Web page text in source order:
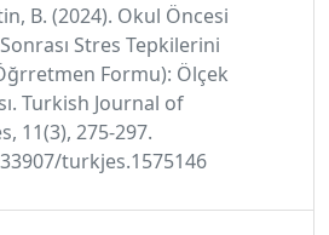
B. (2024). Okul Öncesi
Stres Tepkilerini
Formu): Ölçek
Turkish Journal of
11(3), 275-297.
turkjes.1575146